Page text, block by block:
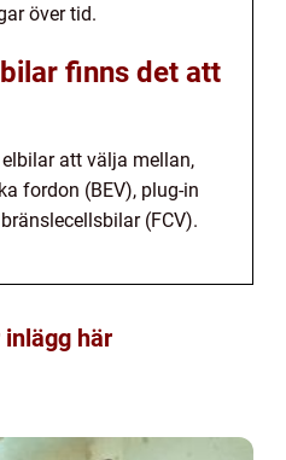
över tid.
finns det att
att välja mellan,
fordon (BEV), plug-in
(FCV).
här